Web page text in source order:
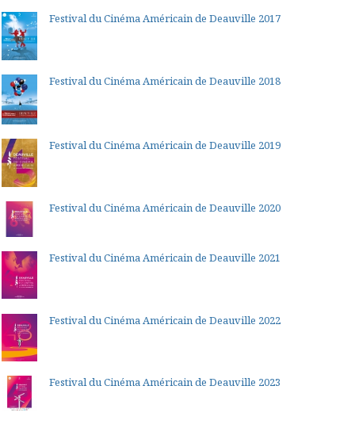
Festival du Cinéma Américain de Deauville 2017
Festival du Cinéma Américain de Deauville 2018
Festival du Cinéma Américain de Deauville 2019
Festival du Cinéma Américain de Deauville 2020
Festival du Cinéma Américain de Deauville 2021
Festival du Cinéma Américain de Deauville 2022
Festival du Cinéma Américain de Deauville 2023